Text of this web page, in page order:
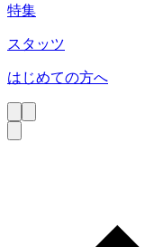
特集
スタッツ
はじめての方へ